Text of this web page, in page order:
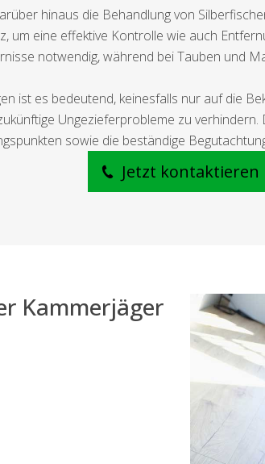
hinaus die Behandlung von
um eine effektive Kontrolle wie auch
notwendig, während bei Tauben und
ist es bedeutend, keinesfalls nur auf die
Ungezieferprobleme zu
sowie die beständige
Jetzt kontaktieren
Kammerjäger